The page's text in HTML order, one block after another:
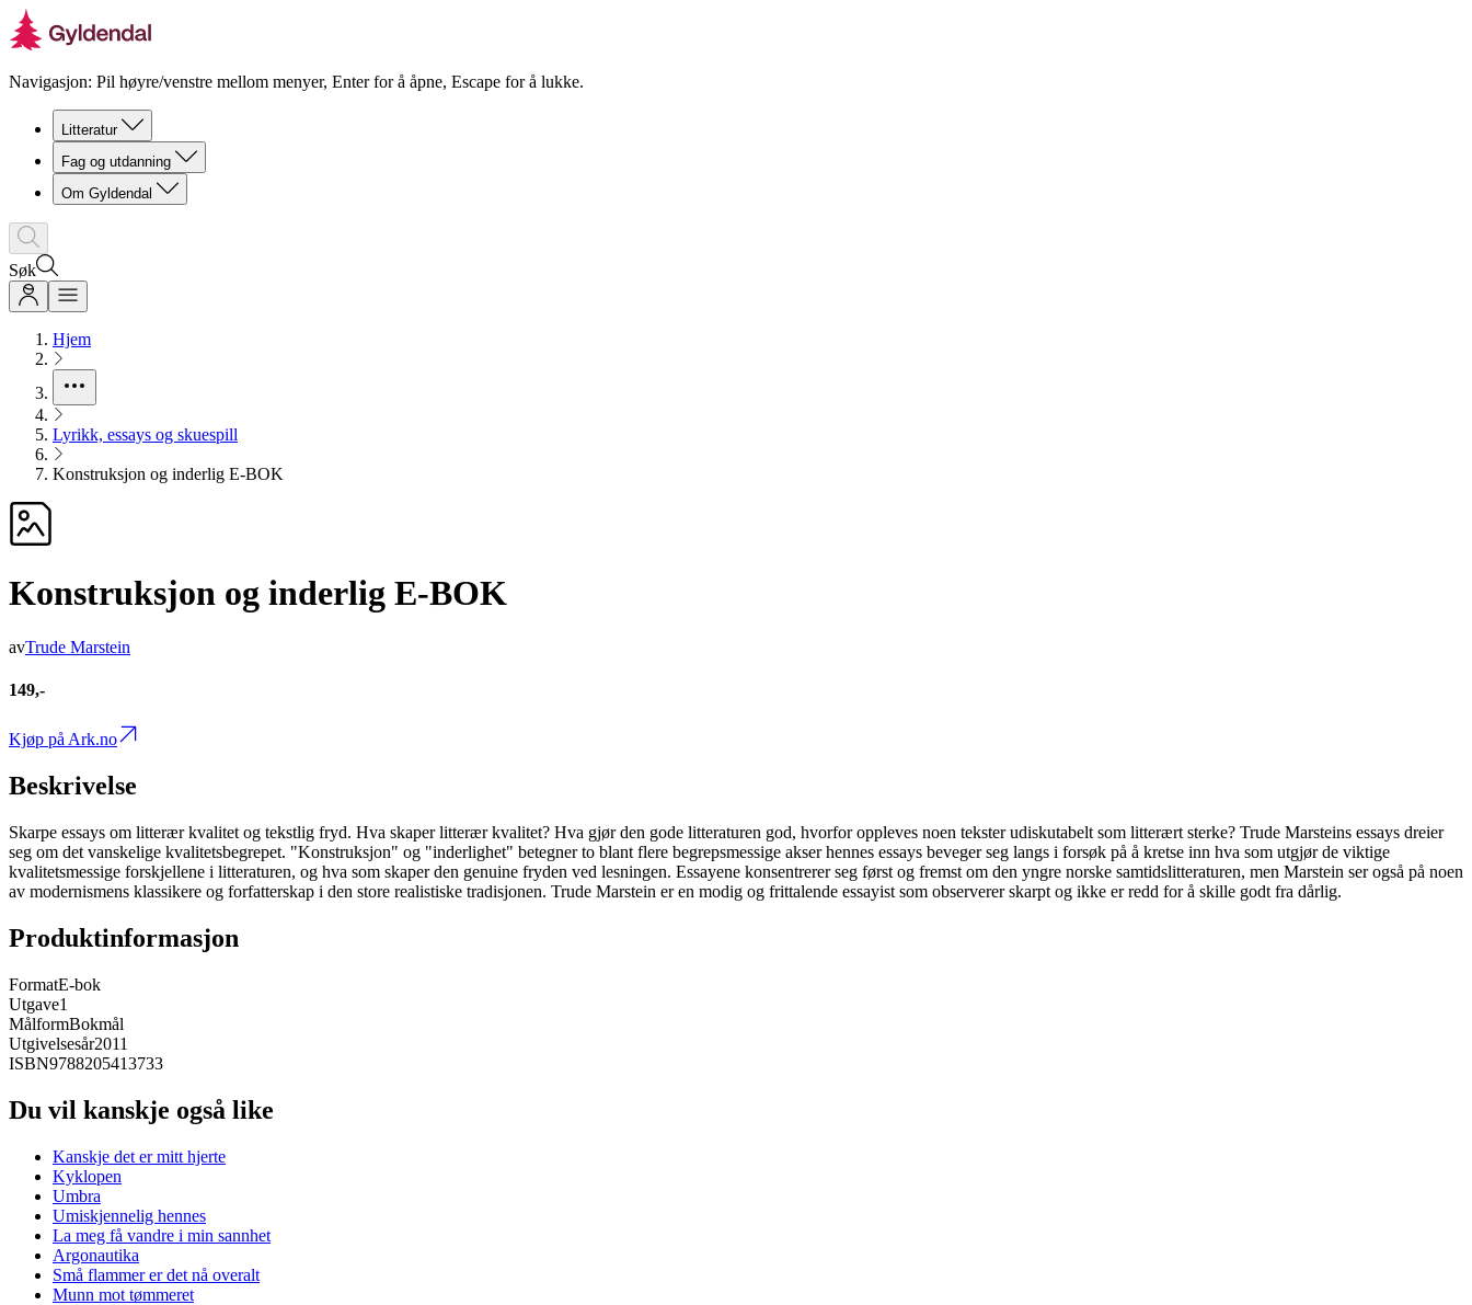
Navigasjon: Pil høyre/venstre mellom menyer, Enter for å åpne, Escape for å lukke.
Litteratur
Fag og utdanning
Om Gyldendal
Søk
Hjem
Lyrikk, essays og skuespill
Konstruksjon og inderlig E-BOK
Konstruksjon og inderlig E-BOK
avTrude Marstein
149,-
Kjøp på Ark.no
Beskrivelse
Skarpe essays om litterær kvalitet og tekstlig fryd. Hva skaper litterær kvalitet? Hva gjør den gode litteraturen god, hvorfor oppleves noen tekster udiskutabelt som litterært sterke? Trude Marsteins essays dreier
seg om det vanskelige kvalitetsbegrepet. "Konstruksjon" og "inderlighet" betegner to blant flere begrepsmessige akser hennes essays beveger seg langs i forsøk på å kretse inn hva som utgjør de viktige
kvalitetsmessige forskjellene i litteraturen, og hva som skaper den genuine fryden ved lesningen. Essayene konsentrerer seg først og fremst om den yngre norske samtidslitteraturen, men Marstein ser også på noen
av modernismens klassikere og forfatterskap i den store realistiske tradisjonen. Trude Marstein er en modig og frittalende essayist som observerer skarpt og ikke er redd for å skille godt fra dårlig.
Produktinformasjon
FormatE-bok
Utgave1
MålformBokmål
Utgivelsesår2011
ISBN9788205413733
Du vil kanskje også like
Kanskje det er mitt hjerte
Kyklopen
Umbra
Umiskjennelig hennes
La meg få vandre i min sannhet
Argonautika
Små flammer er det nå overalt
Munn mot tømmeret